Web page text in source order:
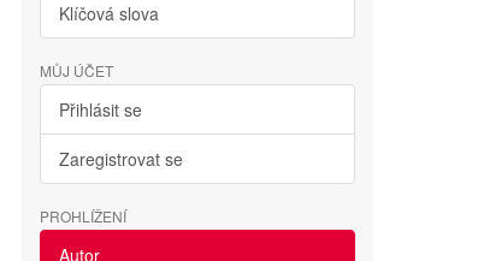
Klíčová slova
MŮJ ÚČET
Přihlásit se
Zaregistrovat se
PROHLÍŽENÍ
Autor